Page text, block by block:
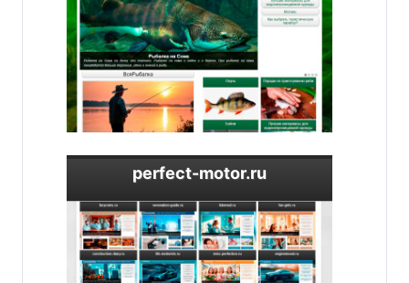
perfect-motor.ru